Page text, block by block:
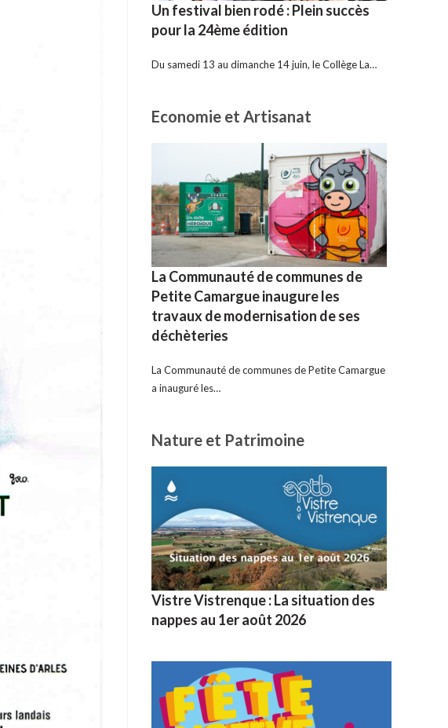
Un festival bien rodé : Plein succès
pour la 24ème édition
Du samedi 13 au dimanche 14 juin, le Collège La…
Economie et Artisanat
La Communauté de communes de
Petite Camargue inaugure les
travaux de modernisation de ses
déchèteries
La Communauté de communes de Petite Camargue
a inauguré les…
Nature et Patrimoine
Vistre Vistrenque : La situation des
nappes au 1er août 2026